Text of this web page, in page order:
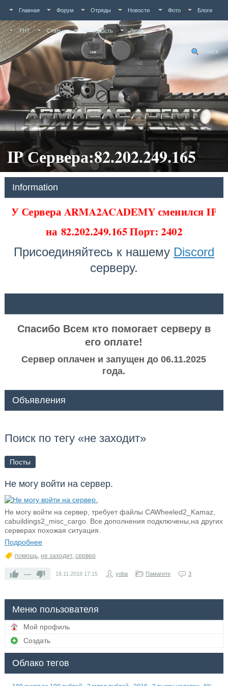
Главная Форум Отряды Новости Фото Блоги
ТНТ Статьи Активность Люди
Поиск
IP Сервера:82.202.249.165
Information
У Сервера ARMA2ACADEMY сменился IP
на 82.202.249.165 Порт: 2402
Присоединяйтесь к нашему Discord
серверу.
Спасибо Всем кто помогает серверу в
его оплате!
Сервер оплачен и запущен до 06.11.2025
года.
Объявления
Поиск по тегу «не заходит»
Посты
Не могу войти на сервер.
Не могу войти на сервер, требует файлы CAWheeled2_Kamaz,
cabuildings2_misc_cargo. Все дополнения подключены,на других
серверах похожая ситуация.
Подробнее
помощь, не заходит, сервер
— 18.11.2018 17:15 yoba Памагите 3
Меню пользователя
Мой профиль
Создать
Облако тегов